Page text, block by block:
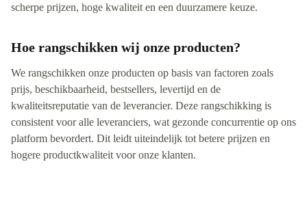
scherpe prijzen, hoge kwaliteit en een duurzamere keuze.
Hoe rangschikken wij onze producten?
We rangschikken onze producten op basis van factoren zoals
prijs, beschikbaarheid, bestsellers, levertijd en de
kwaliteitsreputatie van de leverancier. Deze rangschikking is
consistent voor alle leveranciers, wat gezonde concurrentie op ons
platform bevordert. Dit leidt uiteindelijk tot betere prijzen en
hogere productkwaliteit voor onze klanten.